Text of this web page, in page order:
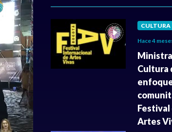
CULTURA
Hace 4
Cultura
Festival
Artes